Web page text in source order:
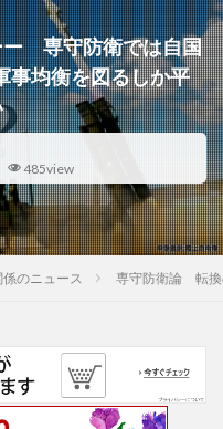
専守防衛では自国
均衡を図るしか平
485view
のニュース 専守防衛論 転